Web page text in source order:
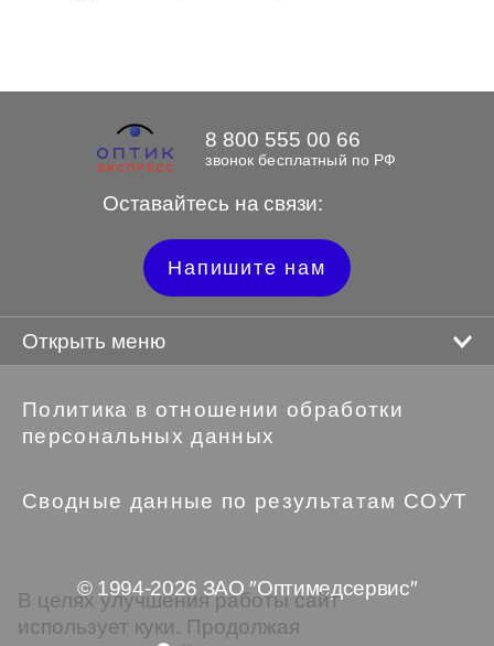
Оставайтесь на связи:
8 800 555 00 66
звонок бесплатный по РФ
Напишите нам
Открыть меню
Политика в отношении обработки
персональных данных
Сводные данные по результатам СОУТ
© 1994-2026 ЗАО ″Оптимедсервис″
В целях улучшения работы сайт
использует куки. Продолжая